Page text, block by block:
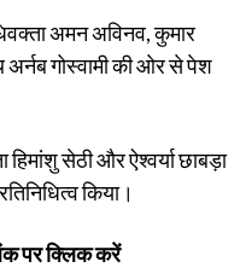
अमन अविनव, कुमार
गोस्वामी की ओर से पेश
सेठी और ऐश्वर्या छाबड़ा
किया।
पर क्लिक करें